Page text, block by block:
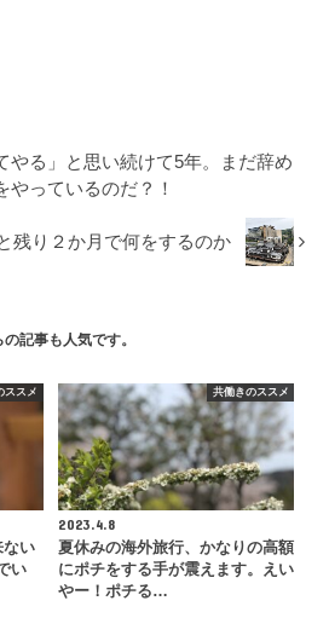
やる」と思い続けて5年。まだ辞め
やっているのだ？！
残り２か月で何をするのか
の記事も人気です。
ススメ
い
い
共働きのススメ
2023.4.8
夏休みの海外旅行、かなりの高額
にポチをする手が震えます。えい
やー！ポチる…